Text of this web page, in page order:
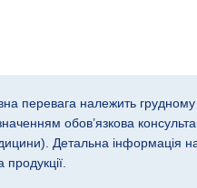
перевага належить
обов’язкова
Детальна інформація